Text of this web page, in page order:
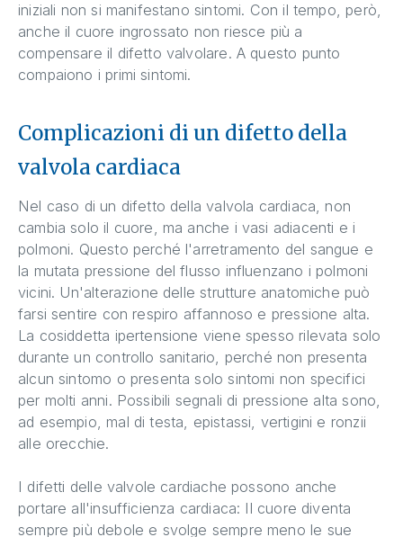
iniziali non si manifestano sintomi. Con il tempo, però,
anche il cuore ingrossato non riesce più a
compensare il difetto valvolare. A questo punto
compaiono i primi sintomi.
Complicazioni di un difetto della
valvola cardiaca
Nel caso di un difetto della valvola cardiaca, non
cambia solo il cuore, ma anche i vasi adiacenti e i
polmoni. Questo perché l'arretramento del sangue e
la mutata pressione del flusso influenzano i polmoni
vicini. Un'alterazione delle strutture anatomiche può
farsi sentire con respiro affannoso e pressione alta.
La cosiddetta ipertensione viene spesso rilevata solo
durante un controllo sanitario, perché non presenta
alcun sintomo o presenta solo sintomi non specifici
per molti anni. Possibili segnali di pressione alta sono,
ad esempio, mal di testa, epistassi, vertigini e ronzii
alle orecchie.
I difetti delle valvole cardiache possono anche
portare all'insufficienza cardiaca: Il cuore diventa
sempre più debole e svolge sempre meno le sue